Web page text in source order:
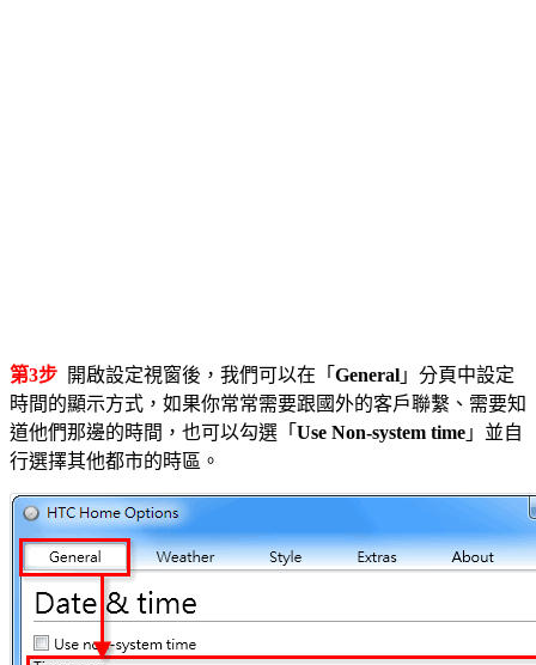
第3步 開啟設定視窗後，我們可以在「 General 」分頁中設定
時間的顯示方式，如果你常常需要跟國外的客戶聯繫、需要知
道他們那邊的時間，也可以勾選「 Use Non-system time 」並自
行選擇其他都市的時區。